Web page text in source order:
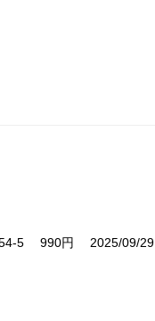
5 990円 2025/09/29